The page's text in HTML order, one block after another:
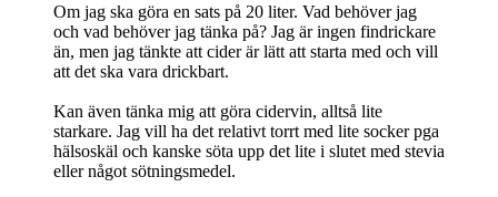
Om jag ska göra en sats på 20 liter. Vad behöver jag
och vad behöver jag tänka på? Jag är ingen findrickare
än, men jag tänkte att cider är lätt att starta med och vill
att det ska vara drickbart.
Kan även tänka mig att göra cidervin, alltså lite
starkare. Jag vill ha det relativt torrt med lite socker pga
hälsoskäl och kanske söta upp det lite i slutet med stevia
eller något sötningsmedel.